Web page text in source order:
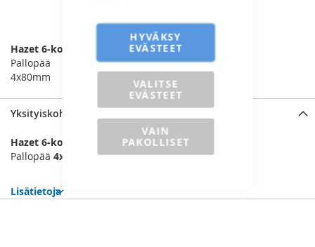
HYVÄKSY
EVÄSTEET
VALITSE
EVÄSTEET
VAIN
PAKOLLISET
LISÄÄ VERTAILUUN
Hazet 6-kolohylsy 1/4”
Pallopää
4x80mm
Yksityiskohdat
Hazet 6-kolokärkihylsy 1/4”
Pallopää 4x80mm
Lisätietoja